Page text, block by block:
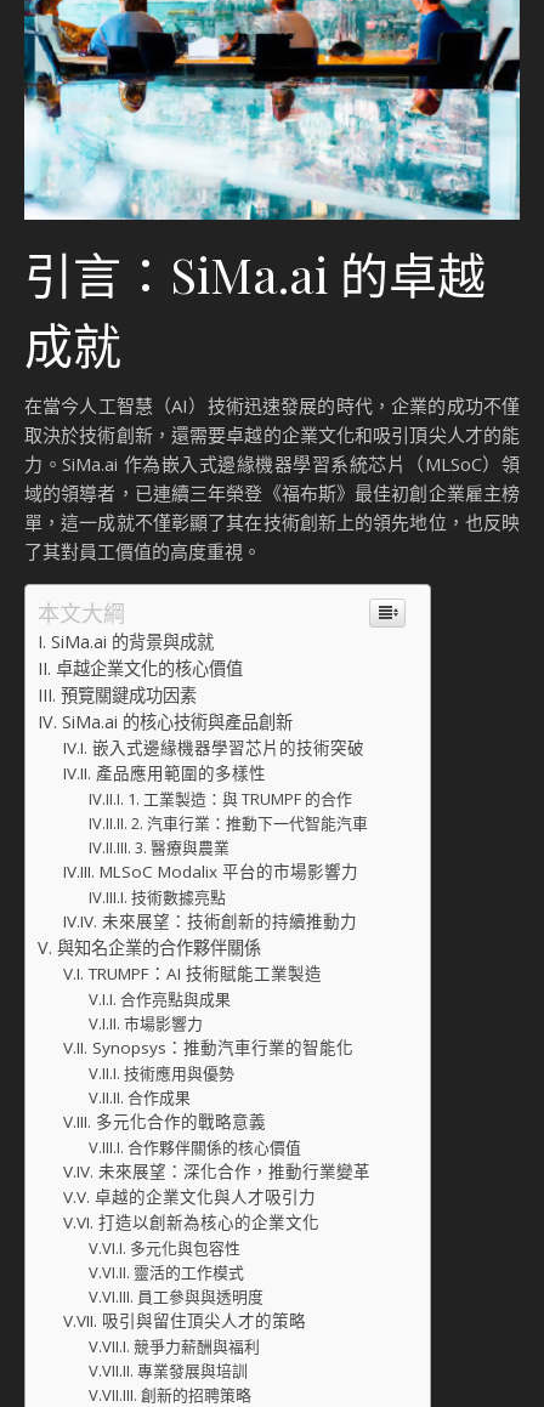
引言：SiMa.ai 的卓越
成就
在當今人工智慧（AI）技術迅速發展的時代，企業的成功不僅
取決於技術創新，還需要卓越的企業文化和吸引頂尖人才的能
力。SiMa.ai 作為嵌入式邊緣機器學習系統芯片（MLSoC）領
域的領導者，已連續三年榮登《福布斯》最佳初創企業雇主榜
單，這一成就不僅彰顯了其在技術創新上的領先地位，也反映
了其對員工價值的高度重視。
本文大綱
SiMa.ai 的背景與成就
卓越企業文化的核心價值
預覽關鍵成功因素
SiMa.ai 的核心技術與產品創新
嵌入式邊緣機器學習芯片的技術突破
產品應用範圍的多樣性
1. 工業製造：與 TRUMPF 的合作
2. 汽車行業：推動下一代智能汽車
3. 醫療與農業
MLSoC Modalix 平台的市場影響力
技術數據亮點
未來展望：技術創新的持續推動力
與知名企業的合作夥伴關係
TRUMPF：AI 技術賦能工業製造
合作亮點與成果
市場影響力
Synopsys：推動汽車行業的智能化
技術應用與優勢
合作成果
多元化合作的戰略意義
合作夥伴關係的核心價值
未來展望：深化合作，推動行業變革
卓越的企業文化與人才吸引力
打造以創新為核心的企業文化
多元化與包容性
靈活的工作模式
員工參與與透明度
吸引與留住頂尖人才的策略
競爭力薪酬與福利
專業發展與培訓
創新的招聘策略